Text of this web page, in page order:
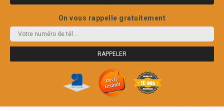
On vous rappelle gratuitement